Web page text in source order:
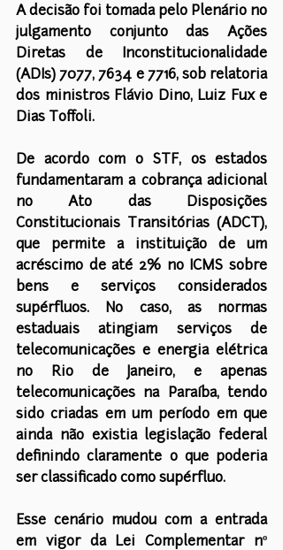
A decisão foi tomada pelo Plenário no
julgamento conjunto das Ações
Diretas de Inconstitucionalidade
(ADIs) 7077, 7634 e 7716, sob relatoria
dos ministros Flávio Dino, Luiz Fux e
Dias Toffoli.
De acordo com o STF, os estados
fundamentaram a cobrança adicional
no Ato das Disposições
Constitucionais Transitórias (ADCT),
que permite a instituição de um
acréscimo de até 2% no ICMS sobre
bens e serviços considerados
supérfluos. No caso, as normas
estaduais atingiam serviços de
telecomunicações e energia elétrica
no Rio de Janeiro, e apenas
telecomunicações na Paraíba, tendo
sido criadas em um período em que
ainda não existia legislação federal
definindo claramente o que poderia
ser classificado como supérfluo.
Esse cenário mudou com a entrada
em vigor da Lei Complementar nº